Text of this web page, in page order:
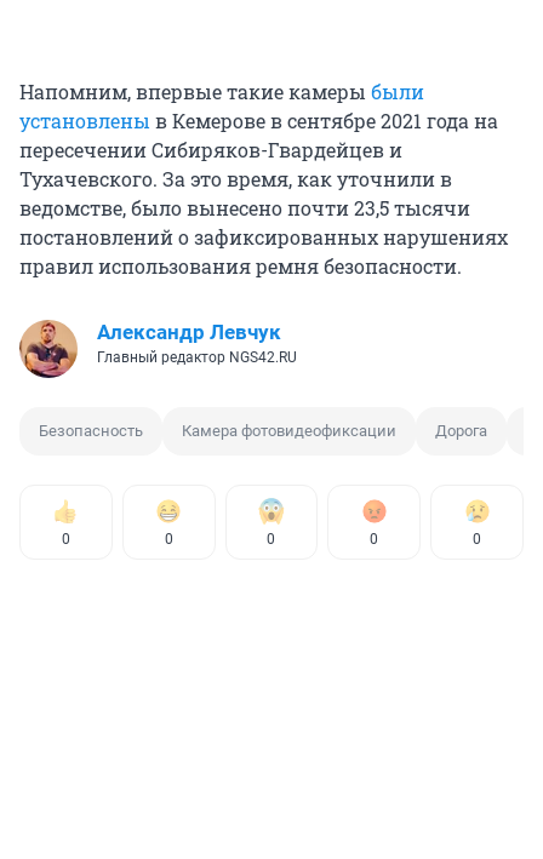
Напомним, впервые такие камеры были
установлены в Кемерове в сентябре 2021 года на
пересечении Сибиряков-Гвардейцев и
Тухачевского. За это время, как уточнили в
ведомстве, было вынесено почти 23,5 тысячи
постановлений о зафиксированных нарушениях
правил использования ремня безопасности.
Александр Левчук
Главный редактор NGS42.RU
Безопасность Камера фотовидеофиксации Дорога
0 0 0 0 0